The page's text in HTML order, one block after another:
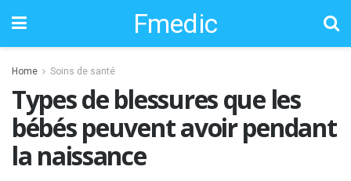
Fmedic
Home Soins de santé
Types de blessures que les
bébés peuvent avoir pendant
la naissance